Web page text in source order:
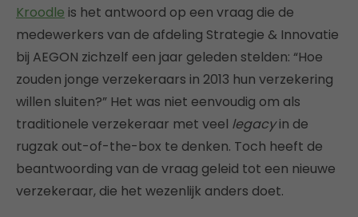
Kroodle is het antwoord op een vraag die de
medewerkers van de afdeling Strategie & Innovatie
bij AEGON zichzelf een jaar geleden stelden: “Hoe
zouden jonge verzekeraars in 2013 hun verzekering
willen sluiten?” Het was niet eenvoudig om als
traditionele verzekeraar met veel legacyin de
rugzak out-of-the-box te denken. Toch heeft de
beantwoording van de vraag geleid tot een nieuwe
verzekeraar, die het wezenlijk anders doet.